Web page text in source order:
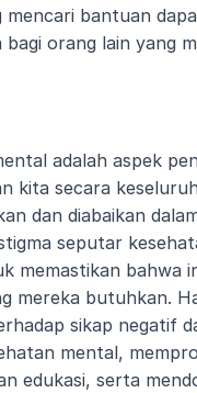
mencari bantuan
bagi orang lain yang
adalah aspek
kita secara
dan diabaikan
seputar
memastikan bahwa
mereka butuhkan.
sikap negatif
mental,
edukasi, serta